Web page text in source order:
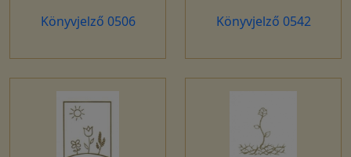
Könyvjelző 0506 Könyvjelző 0542